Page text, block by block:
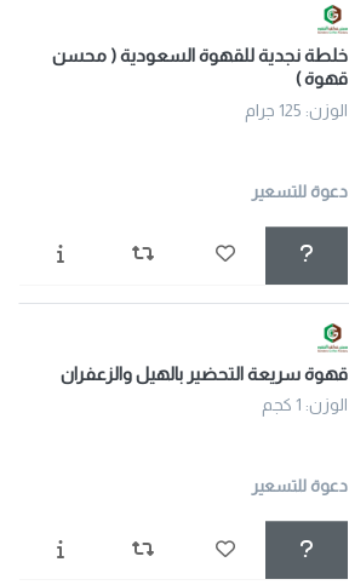
خلطة نجدية للقهوة السعودية ( محسن
قهوة )
الوزن: 125 جرام
دعوة للتسعير
قهوة سريعة التحضير بالهيل والزعفران
الوزن: 1 كجم
دعوة للتسعير